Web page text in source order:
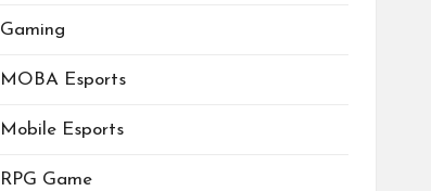
Gaming
MOBA Esports
Mobile Esports
RPG Game